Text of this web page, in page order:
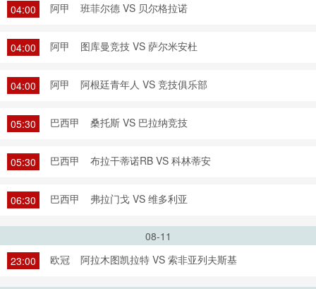
04:00 阿甲 班菲尔德 VS 贝尔格拉诺
04:00 阿甲 图库曼竞技 VS 萨尔米安杜
04:00 阿甲 阿根廷青年人 VS 竞技俱乐部
05:30 巴西甲 桑托斯 VS 巴拉纳竞技
05:30 巴西甲 布拉干蒂诺RB VS 科林蒂安
06:30 巴西甲 弗拉门戈 VS 维多利亚
08-11
23:00
欧冠 阿拉木图凯拉特 VS 索非亚列夫斯基